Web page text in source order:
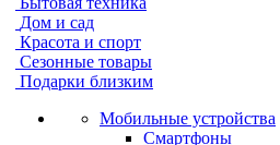
Дом и сад
Красота и спорт
Сезонные товары
Подарки близким
Мобильные устройства
Смартфоны